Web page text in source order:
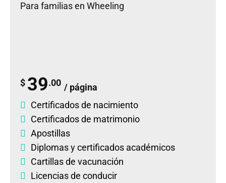
Para familias en Wheeling
$ 39.00 / página
Certificados de nacimiento
Certificados de matrimonio
Apostillas
Diplomasycertificados académicos
Cartillas de vacunación
Licencias de conducir